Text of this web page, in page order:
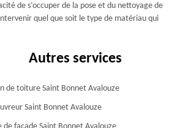
de s’occuper de la pose et du nettoyage de
quel que soit le type de matériau qui
Autres services
de toiture Saint Bonnet Avalouze
Saint Bonnet Avalouze